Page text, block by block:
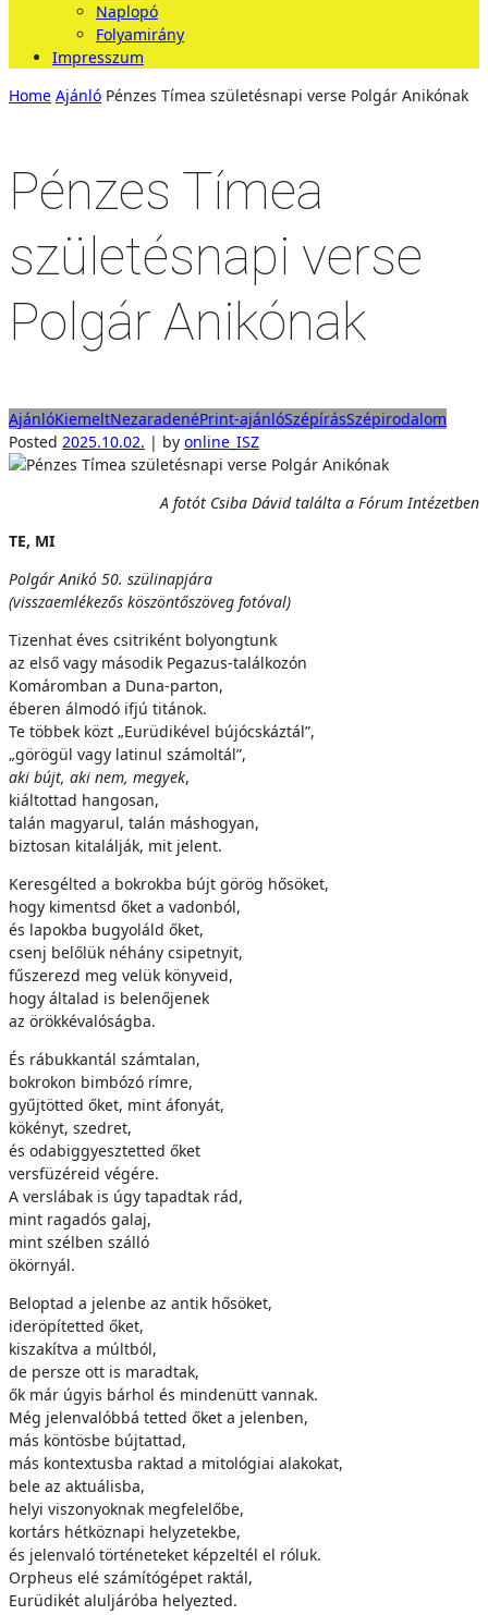
Naplopó
Folyamirány
Impresszum
Home Ajánló Pénzes Tímea születésnapi verse Polgár Anikónak
Pénzes Tímea
születésnapi verse
Polgár Anikónak
AjánlóKiemeltNezaradenéPrint-ajánlóSzépírásSzépirodalom
Posted 2025.10.02. | by online_ISZ
A fotót Csiba Dávid találta a Fórum Intézetben
TE, MI
Polgár Anikó 50. szülinapjára
(visszaemlékezős köszöntőszöveg fotóval)
Tizenhat éves csitriként bolyongtunk
az első vagy második Pegazus-találkozón
Komáromban a Duna-parton,
éberen álmodó ifjú titánok.
Te többek közt „Eurüdikével bújócskáztál”,
„görögül vagy latinul számoltál”,
aki bújt, aki nem, megyek,
kiáltottad hangosan,
talán magyarul, talán máshogyan,
biztosan kitalálják, mit jelent.
Keresgélted a bokrokba bújt görög hősöket,
hogy kimentsd őket a vadonból,
és lapokba bugyoláld őket,
csenj belőlük néhány csipetnyit,
fűszerezd meg velük könyveid,
hogy általad is belenőjenek
az örökkévalóságba.
És rábukkantál számtalan,
bokrokon bimbózó rímre,
gyűjtötted őket, mint áfonyát,
kökényt, szedret,
és odabiggyesztetted őket
versfüzéreid végére.
A verslábak is úgy tapadtak rád,
mint ragadós galaj,
mint szélben szálló
ökörnyál.
Beloptad a jelenbe az antik hősöket,
ideröpítetted őket,
kiszakítva a múltból,
de persze ott is maradtak,
ők már úgyis bárhol és mindenütt vannak.
Még jelenvalóbbá tetted őket a jelenben,
más köntösbe bújtattad,
más kontextusba raktad a mitológiai alakokat,
bele az aktuálisba,
helyi viszonyoknak megfelelőbe,
kortárs hétköznapi helyzetekbe,
és jelenvaló történeteket képzeltél el róluk.
Orpheus elé számítógépet raktál,
Eurüdikét aluljáróba helyezted.